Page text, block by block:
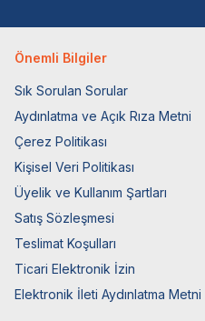
Önemli Bilgiler
Sık Sorulan Sorular
Aydınlatma ve Açık Rıza Metni
Çerez Politikası
Kişisel Veri Politikası
Üyelik ve Kullanım Şartları
Satış Sözleşmesi
Teslimat Koşulları
Ticari Elektronik İzin
Elektronik İleti Aydınlatma Metni